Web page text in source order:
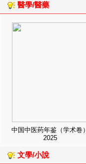
醫學/醫藥
中国中医药年鉴（学术卷）
2025
文學/小說